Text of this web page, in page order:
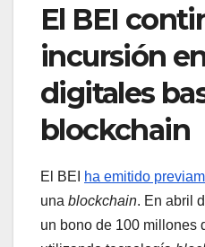
El BEI
incursión
digitales
blockchain
El BEI ha emitido
una blockchain. En abril
un bono de 100 millones